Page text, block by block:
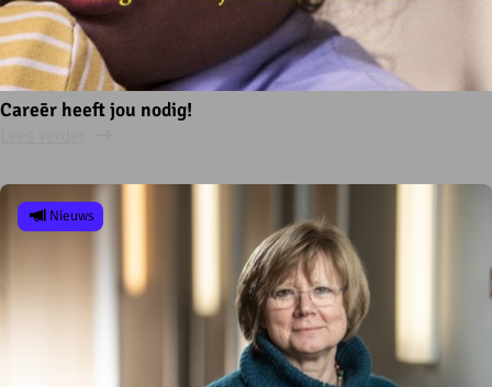
Careēr heeft jou nodig!
Nieuws